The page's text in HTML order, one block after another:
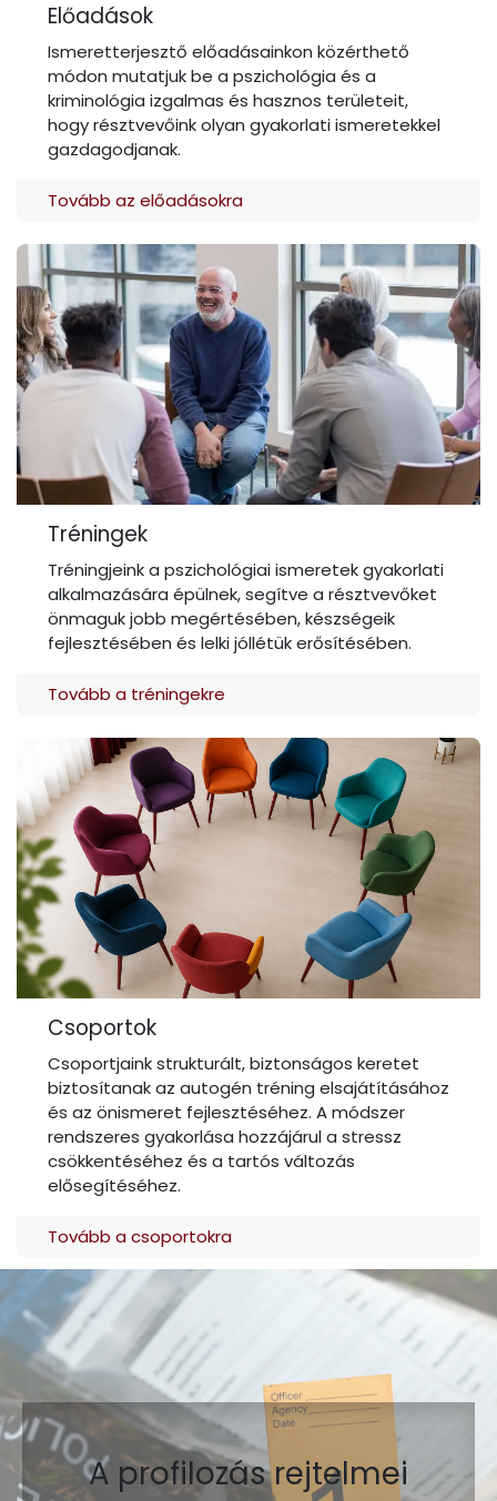
Előadások
Ismeretterjesztő előadásainkon közérthető
módon mutatjuk be a pszichológia és a
kriminológia izgalmas és hasznos területeit,
hogy résztvevőink olyan gyakorlati ismeretekkel
gazdagodjanak.
Tovább az előadásokra
Tréningek
Tréningjeink a pszichológiai ismeretek gyakorlati
alkalmazására épülnek, segítve a résztvevőket
önmaguk jobb megértésében, készségeik
fejlesztésében és lelki jóllétük erősítésében.
Tovább a tréningekre
Csoportok
Csoportjaink strukturált, biztonságos keretet
biztosítanak az autogén tréning elsajátításához
és az önismeret fejlesztéséhez. A módszer
rendszeres gyakorlása hozzájárul a stressz
csökkentéséhez és a tartós változás
elősegítéséhez.
Tovább a csoportokra
A profilozás rejtelmei